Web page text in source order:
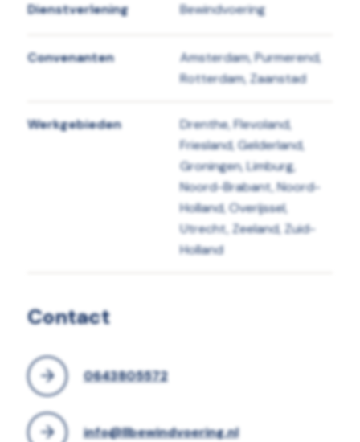
Dienstverlening Bewindvoering
Convenanten
Amsterdam, Purmerend,
Rotterdam, Zaanstad
Werkgebieden
Drenthe, Flevoland,
Friesland, Gelderland,
Groningen, Limburg,
Noord-Brabant, Noord-
Holland, Overijssel,
Utrecht, Zeeland, Zuid-
Holland
Contact
0643805572
info@llbewindvoering.nl